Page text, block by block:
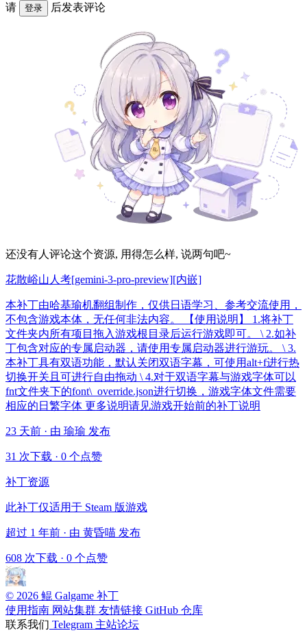
请 登录 后发表评论
还没有人评论这个资源, 用得怎么样, 说两句吧~
花散峪山人考[gemini-3-pro-preview][内嵌]
本补丁由哈基瑜机翻组制作，仅供日语学习、参考交流使用，
不包含游戏本体，无任何非法内容。 【使用说明】 1.将补丁
文件夹内所有项目拖入游戏根目录后运行游戏即可。 \ 2.如补
丁包含对应的专属启动器，请使用专属启动器进行游玩。 \ 3.
本补丁具有双语功能，默认关闭双语字幕，可使用alt+f进行热
切换开关且可进行自由拖动 \ 4.对于双语字幕与游戏字体可以
fnt文件夹下的font\_override.json进行切换，游戏字体文件需要
相应的日繁字体 更多说明请见游戏开始前的补丁说明
23 天前 · 由 瑜瑜 发布
31 次下载 · 0 个点赞
补丁资源
此补丁仅适用于 Steam 版游戏
超过 1 年前 · 由 黄昏喵 发布
608 次下载 · 0 个点赞
© 2026 鲲 Galgame 补丁
使用指南 网站集群 友情链接 GitHub 仓库
联系我们 Telegram 主站论坛